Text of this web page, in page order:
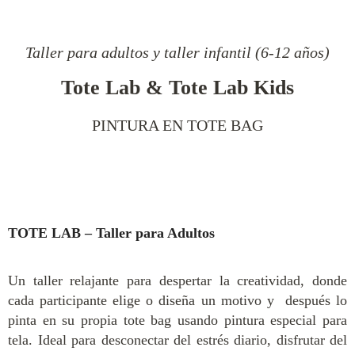
Taller para adultos y taller infantil (6-12 años)
Tote Lab & Tote Lab Kids
PINTURA EN TOTE BAG
TOTE LAB – Taller para Adultos
Un taller relajante para despertar la creatividad, donde
cada participante elige o diseña un motivo y después lo
pinta en su propia tote bag usando pintura especial para
tela. Ideal para desconectar del estrés diario, disfrutar del